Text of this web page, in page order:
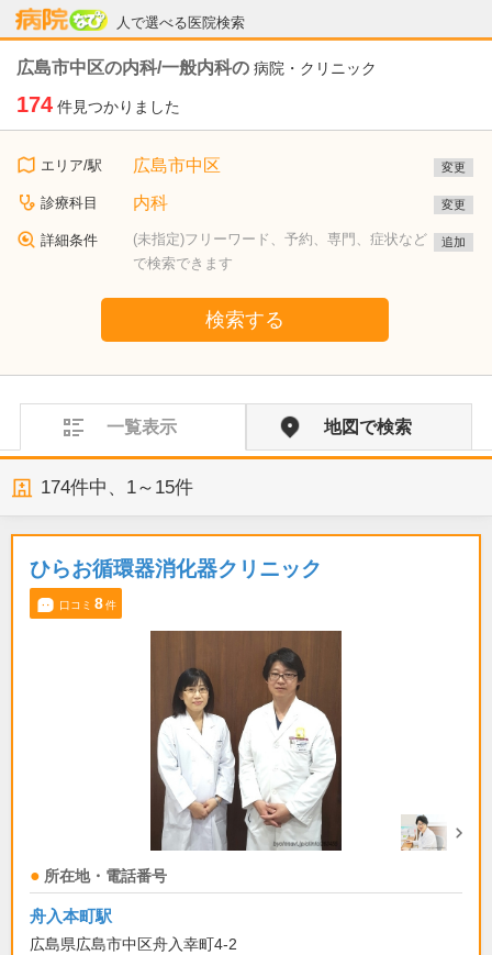
人で選べる医院検索
病院なび
広島市中区の内科/一般内科の 病院・クリニック
174 件見つかりました
エリア/駅 広島市中区 変更
診療科目 内科 変更
詳細条件
(未指定)フリーワード、予約、専門、症状など
で検索できます
追加
検索する
一覧表示 地図で検索
174件中、 1～15件
ひらお循環器消化器クリニック
口コミ 8件
所在地・電話番号
舟入本町駅
広島県広島市中区舟入幸町4-2